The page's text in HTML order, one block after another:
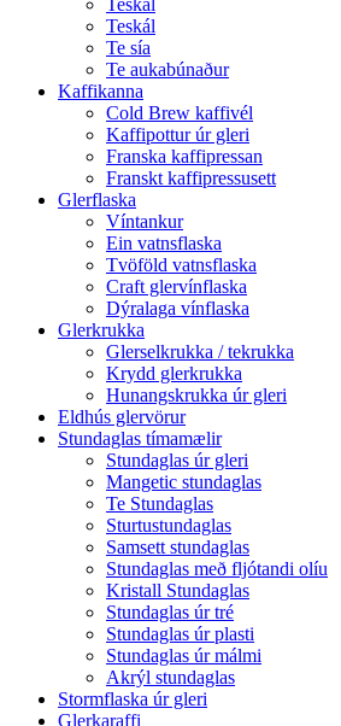
Teskál
Te sía
Te aukabúnaður
Kaffikanna
Cold Brew kaffivél
Kaffipottur úr gleri
Franska kaffipressan
Franskt kaffipressusett
Glerflaska
Víntankur
Ein vatnsflaska
Tvöföld vatnsflaska
Craft glervínflaska
Dýralaga vínflaska
Glerkrukka
Glerselkrukka / tekrukka
Krydd glerkrukka
Hunangskrukka úr gleri
Eldhús glervörur
Stundaglas tímamælir
Stundaglas úr gleri
Mangetic stundaglas
Te Stundaglas
Sturtustundaglas
Samsett stundaglas
Stundaglas með fljótandi olíu
Kristall Stundaglas
Stundaglas úr tré
Stundaglas úr plasti
Stundaglas úr málmi
Akrýl stundaglas
Stormflaska úr gleri
Glerkaraffi